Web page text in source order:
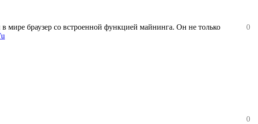
0
мире браузер со встроенной функцией майнинга. Он не только
0